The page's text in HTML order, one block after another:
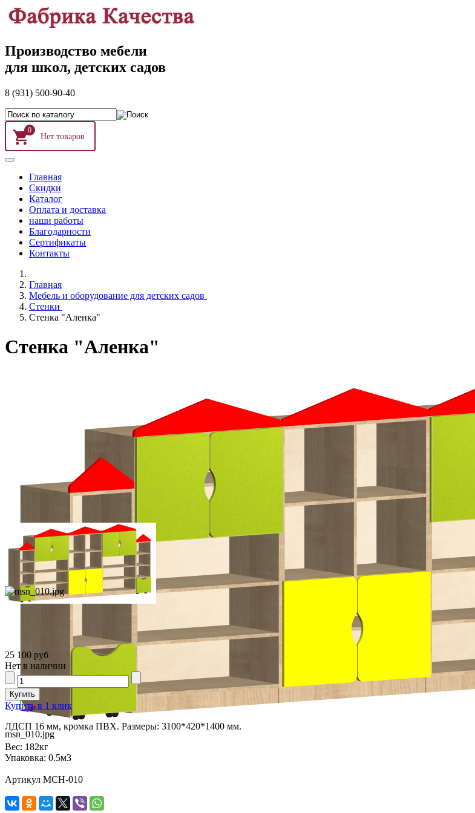
Производство мебели
для школ, детских садов
8 (931) 500-90-40
0
Главная
Скидки
Каталог
Оплата и доставка
наши работы
Благодарности
Сертификаты
Контакты
Главная
Мебель и оборудование для детских садов
Стенки
Стенка "Аленка"
Стенка "Аленка"
msn_010.jpg
25 100 руб
Нет в наличии
Купить в 1 клик
ЛДСП 16 мм, кромка ПВХ. Размеры: 3100*420*1400 мм.
Вес: 182кг
Упаковка: 0.5м3
Артикул МСН-010